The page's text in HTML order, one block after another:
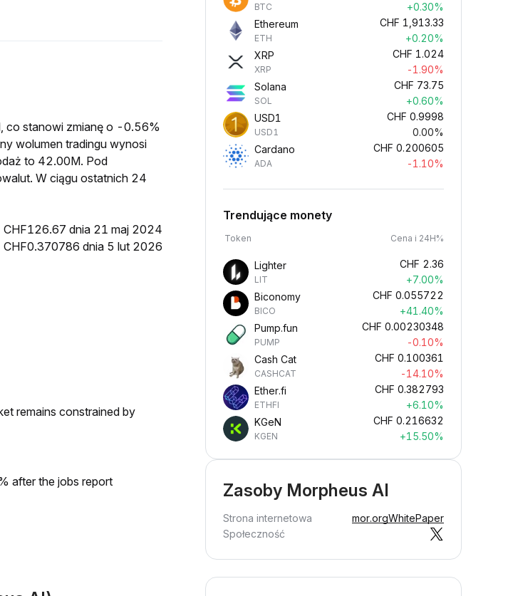
co stanowi zmianę o -0.56%
wolumen tradingu wynosi
to 42.00M. Pod
W ciągu ostatnich 24
CHF126.67 dnia 21 maj 2024
CHF0.370786 dnia 5 lut 2026
remains constrained by
after the jobs report
BTC
+0.30%
Ethereum
ETH
CHF 1,913.33
+0.20%
XRP
XRP
CHF 1.024
-1.90%
Solana
SOL
CHF 73.75
+0.60%
USD1
USD1
CHF 0.9998
0.00%
Cardano
ADA
CHF 0.200605
-1.10%
Trendujące monety
Token Cena i 24H%
Lighter
LIT
CHF 2.36
+7.00%
Biconomy
BICO
CHF 0.055722
+41.40%
Pump.fun
PUMP
CHF 0.00230348
-0.10%
Cash Cat
CASHCAT
CHF 0.100361
-14.10%
Ether.fi
ETHFI
CHF 0.382793
+6.10%
KGeN
KGEN
CHF 0.216632
+15.50%
Zasoby Morpheus AI
Strona internetowa mor.orgWhitePaper
Społeczność